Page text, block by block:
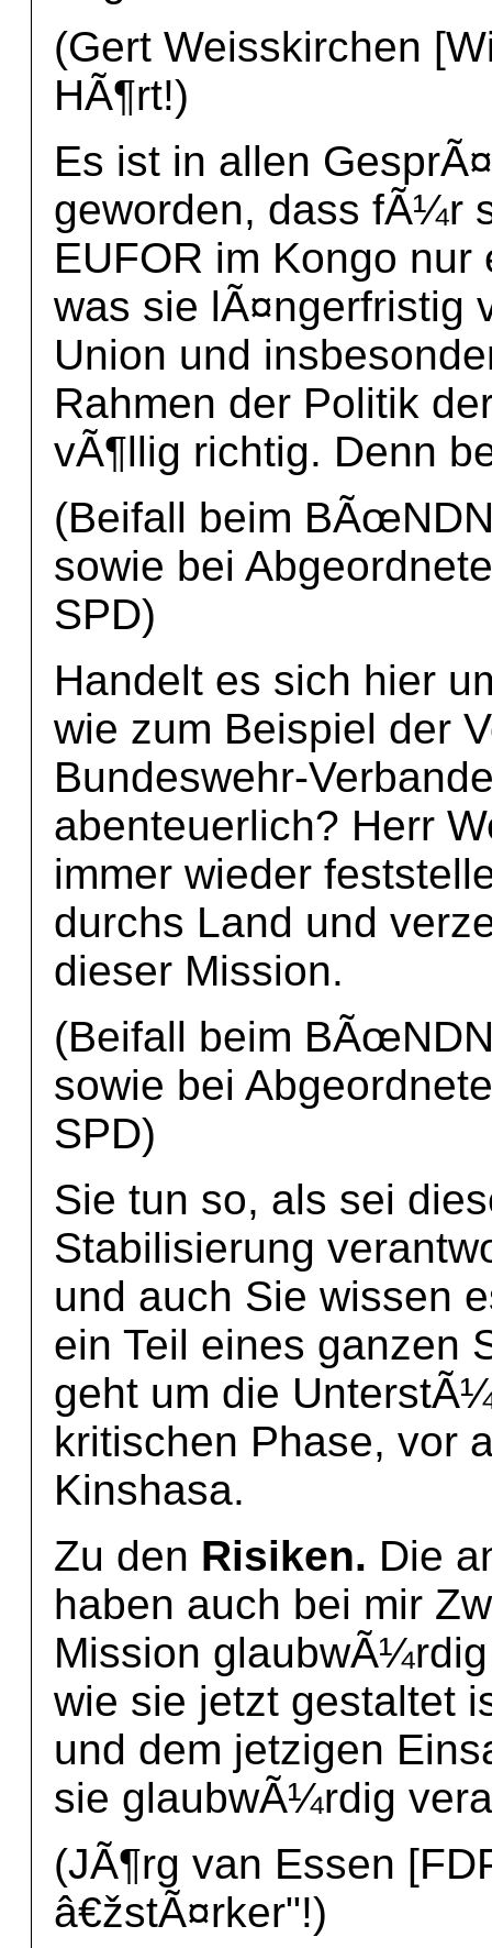
(Gert Weisskirchen
HÃ¶rt!)
Es ist in allen
geworden, dass fÃ¼r
EUFOR im Kongo
was sie lÃ¤ngerfristig
Union und
Rahmen der Politik
vÃ¶llig richtig. Denn
(Beifall beim
sowie bei
SPD)
Handelt es sich hier
wie zum Beispiel der
Bundeswehr-
abenteuerlich? Herr
immer wieder
durchs Land und
dieser Mission.
(Beifall beim
sowie bei
SPD)
Sie tun so, als sei
Stabilisierung
und auch Sie wissen
ein Teil eines ganzen
geht um die
kritischen Phase, vor
Kinshasa.
Zu den Risiken. Die
haben auch bei mir
Mission
wie sie jetzt gestaltet
und dem jetzigen
sie glaubwÃ¼rdig
(JÃ¶rg van Essen
â€žstÃ¤rker"!)